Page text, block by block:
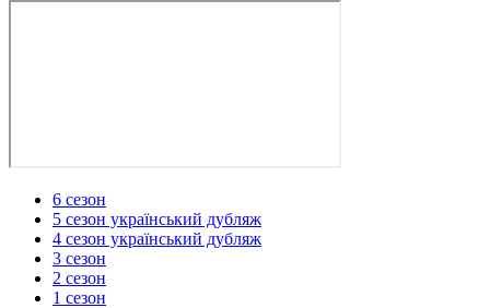
6 сезон
5 сезон український дубляж
4 сезон український дубляж
3 сезон
2 сезон
1 сезон